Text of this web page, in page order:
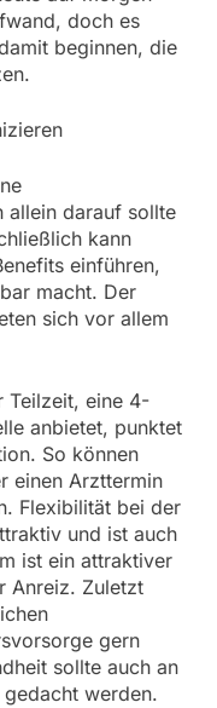
doch es
beginnen, die
allein darauf sollte
kann
einführen,
macht. Der
sich vor allem
Teilzeit, eine 4-
anbietet, punktet
So können
einen Arzttermin
Flexibilität bei der
und ist auch
ist ein attraktiver
Anreiz. Zuletzt
gern
sollte auch an
werden.